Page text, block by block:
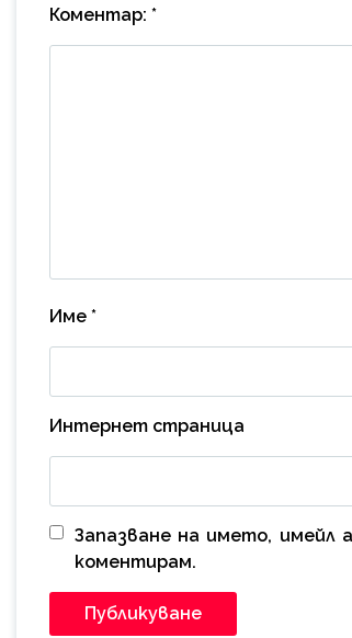
Коментар: *
Име *
Интернет страница
Запазване на името, имейл
коментирам.